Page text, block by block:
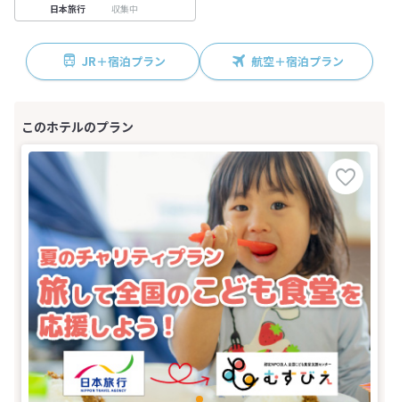
日本旅行 収集中
JR＋宿泊プラン 航空＋宿泊プラン